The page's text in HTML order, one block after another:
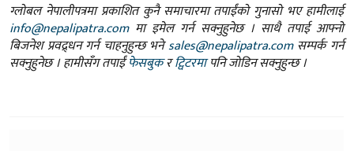
ग्लोबल नेपालीपत्रमा प्रकाशित कुनै समाचारमा तपाईंको गुनासो भए हामीलाई
info@nepalipatra.comमा इमेल गर्न सक्नुहुनेछ । साथै तपाई आफ्नो
बिजनेश प्रवद्र्धन गर्न चाहनुहुन्छ भनेsales@nepalipatra.comसम्पर्क गर्न
सक्नुहुनेछ । हामीसँग तपाईंफेसबुकरट्विटरमापनि जोडिन सक्नुहुन्छ ।